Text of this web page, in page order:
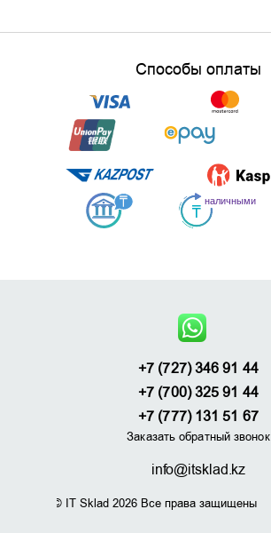
Способы оплаты
+7 (727) 346 91 44
+7 (700) 325 91 44
+7 (777) 131 51 67
Заказать обратный звонок
info@itsklad.kz
© IT Sklad 2026 Все права защищены